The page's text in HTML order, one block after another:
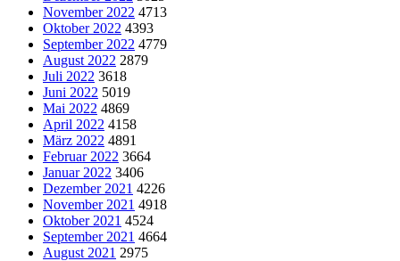
November 2022 4713
Oktober 2022 4393
September 2022 4779
August 2022 2879
Juli 2022 3618
Juni 2022 5019
Mai 2022 4869
April 2022 4158
März 2022 4891
Februar 2022 3664
Januar 2022 3406
Dezember 2021 4226
November 2021 4918
Oktober 2021 4524
September 2021 4664
August 2021 2975